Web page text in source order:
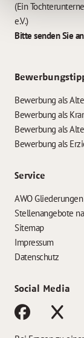
(Ein
e.V.)
Bitte senden Sie
Bewerbung als
Bewerbung als
Bewerbung als
Bewerbung als
Service
AWO
Stellenangebote
Sitemap
Impressum
Datenschutz
Social Media